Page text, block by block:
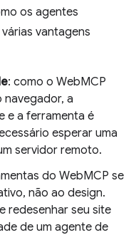
os agentes
vantagens
: como o WebMCP
navegador, a
e a ferramenta é
esperar uma
servidor remoto.
do WebMCP se
não ao design.
redesenhar seu site
de um agente de